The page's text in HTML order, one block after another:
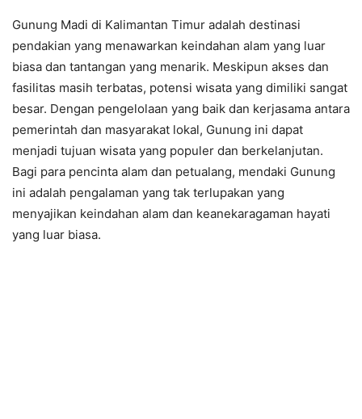
Gunung Madi di Kalimantan Timur adalah destinasi
pendakian yang menawarkan keindahan alam yang luar
biasa dan tantangan yang menarik. Meskipun akses dan
fasilitas masih terbatas, potensi wisata yang dimiliki sangat
besar. Dengan pengelolaan yang baik dan kerjasama antara
pemerintah dan masyarakat lokal, Gunung ini dapat
menjadi tujuan wisata yang populer dan berkelanjutan.
Bagi para pencinta alam dan petualang, mendaki Gunung
ini adalah pengalaman yang tak terlupakan yang
menyajikan keindahan alam dan keanekaragaman hayati
yang luar biasa.